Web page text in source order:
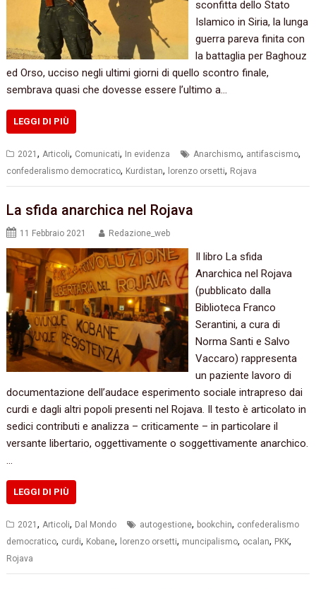
sconfitta dello Stato
Islamico in Siria, la lunga
guerra pareva finita con
la battaglia per Baghouz
ed Orso, ucciso negli ultimi giorni di quello scontro finale,
sembrava quasi che dovesse essere l’ultimo a…
LEGGI DI PIÙ
2021,Articoli, Comunicati, In evidenza Anarchismo, antifascismo,
confederalismo democratico, Kurdistan, lorenzo orsetti, Rojava
La sfida anarchica nel Rojava
11 Febbraio 2021 Redazione_web
Il libro La sfida
Anarchica nel Rojava
(pubblicato dalla
Biblioteca Franco
Serantini, a cura di
Norma Santi e Salvo
Vaccaro) rappresenta
un paziente lavoro di
documentazione dell’audace esperimento sociale intrapreso dai
curdi e dagli altri popoli presenti nel Rojava. Il testo è articolato in
sedici contributi e analizza – criticamente – in particolare il
versante libertario, oggettivamente o soggettivamente anarchico.
LEGGI DI PIÙ
2021, Articoli, Dal Mondo autogestione, bookchin, confederalismo
democratico, curdi, Kobane, lorenzo orsetti, muncipalismo, ocalan, PKK,
Rojava